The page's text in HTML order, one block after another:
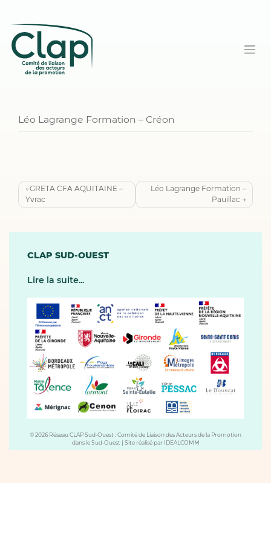
Léo Lagrange Formation – Créon
Navigation
de
GRETA CFA AQUITAINE –
Yvrac
Léo Lagrange Formation –
Pauillac
CLAP SUD-OUEST
Lire la suite...
© 2026 Réseau CLAP Sud-Ouest : Comité de Liaison des Acteurs de la Promotion
dans le Sud-Ouest
Site réalisé par IDEALCOMM